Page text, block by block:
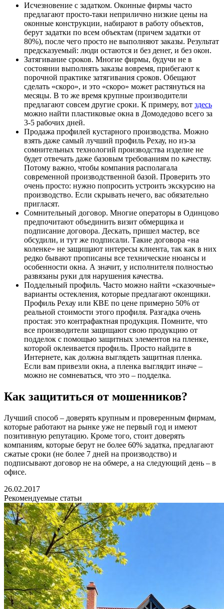
Исчезновение с задатком. Оконные фирмы часто
предлагают просто-таки неприлично низкие цены на
оконные конструкции, набирают в работу объектов,
берут задатки по всем объектам (причем задатки от
80%), после чего просто не выполняют заказы. Результат
предсказуемый: люди остаются и без денег, и без окон.
Затягивание сроков. Многие фирмы, будучи не в
состоянии выполнять заказы вовремя, прибегают к
порочной практике затягивания сроков. Обещают
сделать «скоро», и это «скоро» может растянуться на
месяцы. В то же время крупные производители
предлагают совсем другие сроки. К примеру, вот здесь
можно найти пластиковые окна в Домодедово всего за
3-5 рабочих дней.
Продажа профилей кустарного производства. Можно
взять даже самый лучший профиль Рехау, но из-за
сомнительных технологий производства изделие не
будет отвечать даже базовым требованиям по качеству.
Потому важно, чтобы компания располагала
современной производственной базой. Проверить это
очень просто: нужно попросить устроить экскурсию на
производство. Если скрывать нечего, вас обязательно
пригласят.
Сомнительный договор. Многие операторы в Одинцово
предпочитают объединить визит обмерщика и
подписание договора. Дескать, пришел мастер, все
обсудили, и тут же подписали. Такие договора «на
коленке» не защищают интересы клиента, так как в них
редко бывают прописаны все технические нюансы и
особенности окна. А значит, у исполнителя полностью
развязаны руки для нарушения качества.
Поддельный профиль. Часто можно найти «сказочные»
варианты остекления, которые предлагают оконщики.
Профиль Рехау или КВЕ по цене примерно 50% от
реальной стоимости этого профиля. Разгадка очень
простая: это контрафактная продукция. Помните, что
все производители защищают свою продукцию от
подделок с помощью защитных элементов на пленке,
которой оклеивается профиль. Просто найдите в
Интернете, как должна выглядеть защитная пленка.
Если вам привезли окна, а пленка выглядит иначе –
можно не сомневаться, что это – подделка.
Как защититься от мошенников?
Лучший способ – доверять крупным и проверенным фирмам,
которые работают на рынке уже не первый год и имеют
позитивную репутацию. Кроме того, стоит доверять
компаниям, которые берут не более 60% задатка, предлагают
сжатые сроки (не более 7 дней на производство) и
подписывают договор не на обмере, а на следующий день – в
офисе.
26.02.2017
Рекомендуемые статьи